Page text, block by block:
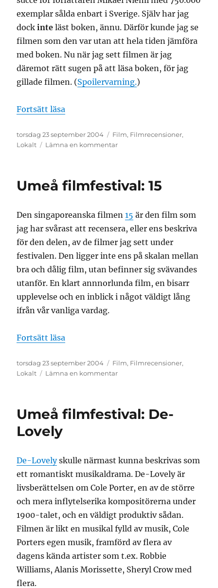
exemplar sålda enbart i Sverige. Själv har jag
dockinte läst boken, ännu. Därför kunde jag se
filmen som den var utan att hela tiden jämföra
med boken. Nu när jag sett filmen är jag
däremot rätt sugen på att läsa boken, för jag
gillade filmen. (Spoilervarning.)
Fortsätt läsa
Publicerat
den
torsdag 23 september 2004 Kategorier
Film, Filmrecensioner,
Lokalt
Lämna en kommentartill
från
Umeå filmfestival: 15
Den singaporeanska filmen15 är den film som
jag har svårast att recensera, eller ens beskriva
för den delen, av de filmer jag sett under
festivalen. Den ligger inte ens på skalan mellan
bra och dålig film, utan befinner sig svävandes
utanför. En klart annnorlunda film, en bisarr
upplevelse och en inblick i något väldigt lång
ifrån vår vanliga vardag.
Fortsätt läsa
Publicerat
den
torsdag 23 september 2004 Kategorier
Film, Filmrecensioner,
Lokalt
Lämna en kommentartill
Umeå filmfestival: De-
Lovely
De-Lovelyskulle närmast kunna beskrivas som
ett romantiskt musikaldrama. De-Lovely är
livsberättelsen om Cole Porter, en av de större
och mera inflytelserika kompositörerna under
1900-talet, och en väldigt produktiv sådan.
Filmen är likt en musikal fylld av musik, Cole
Porters egen musik, framförd av flera av
dagens kända artister som t.ex. Robbie
Williams, Alanis Morissette, Sheryl Crow med
flera.